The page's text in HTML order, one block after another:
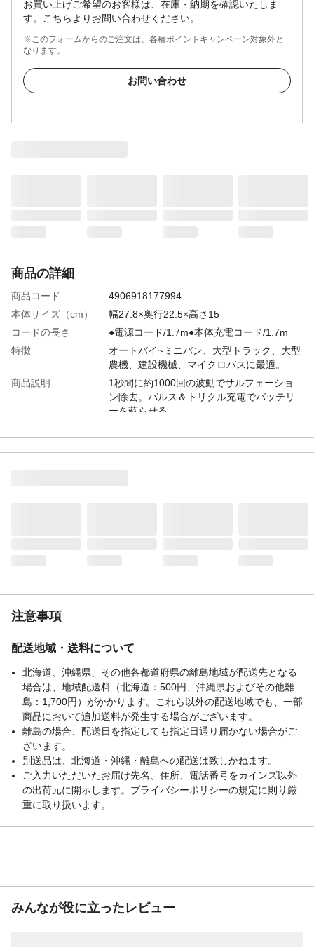
お買い上げご希望のお客様は、在庫・納期を確認いたしま
す。こちらよりお問い合わせください。
※このフォームからのご注文は、各種ポイントキャンペーン対象外と
なります。
お問い合わせ
商品の詳細
商品コード
4906918177994
本体サイズ（cm）
幅27.8×奥行22.5×高さ15
コードの長さ
●電源コード/1.7m●本体充電コード/1.7m
特徴
オートバイ~ミニバン、大型トラック、大型
農機、建設機械、マイクロバスに最適。
商品説明
1秒間に約1000回の波動でサルフェーショ
ン除去。パルス＆トリクル充電でバッテリ
ーを蘇らせる。
生産国
充電方法
定電流定電圧/オート充電方式
適合バッテリー電圧
DC12V・24V(開放型・密閉型・AGM・ISS)
鉛バッテリー
適合バッテリー容量
4Ah~176Ah
注意事項
配送地域・送料について
北海道、沖縄県、その他各都道府県の離島地域が配送先となる
場合は、地域配送料（北海道：500円、沖縄県およびその他離
島：1,700円）がかかります。これら以外の配送地域でも、一部
商品において追加送料が発生する場合がございます。
離島の場合、配送日を指定しても指定日通り届かない場合がご
ざいます。
別送品は、北海道・沖縄・離島への配送は致しかねます。
ご入力いただいたお届け先名、住所、電話番号をカインズ以外
の出荷元に開示します。プライバシーポリシーの規定に則り厳
重に取り扱います。
みんなが役に立ったレビュー